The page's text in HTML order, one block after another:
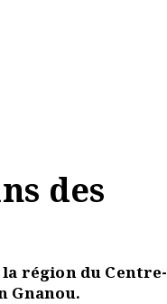
des
la région du Centre-
Gnanou.